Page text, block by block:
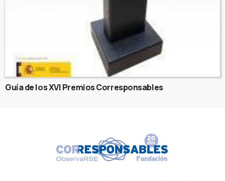
Guía de los XVI Premios Corresponsables